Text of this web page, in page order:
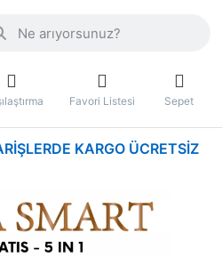
Favori Listesi Sepet
KARGO ÜCRETSIZ